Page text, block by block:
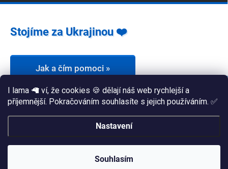
I lama 🦙 ví, že cookies 🍪 dělají náš web rychlejší a
příjemnější. Pokračováním souhlasíte s jejich používáním. ✅
Nastavení
Souhlasím
Stojíme za Ukrajinou ❤️
Jak a čím pomoci »